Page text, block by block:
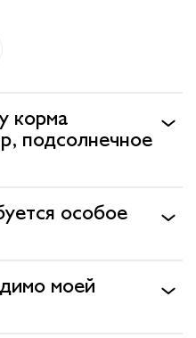
Узнай больше
Обратная связь
корма
подсолнечное
особое
моей